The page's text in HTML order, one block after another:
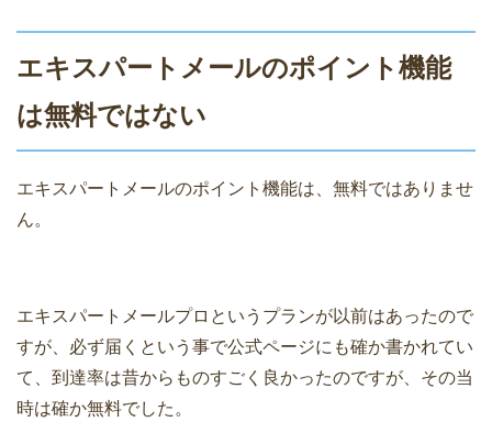
エキスパートメールのポイント機能
は無料ではない
エキスパートメールのポイント機能は、無料ではありませ
ん。
エキスパートメールプロというプランが以前はあったので
すが、必ず届くという事で公式ページにも確か書かれてい
て、到達率は昔からものすごく良かったのですが、その当
時は確か無料でした。